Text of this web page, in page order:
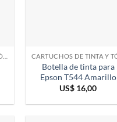
Botella de tinta para
Epson T544 Amarillo
US$ 16,00